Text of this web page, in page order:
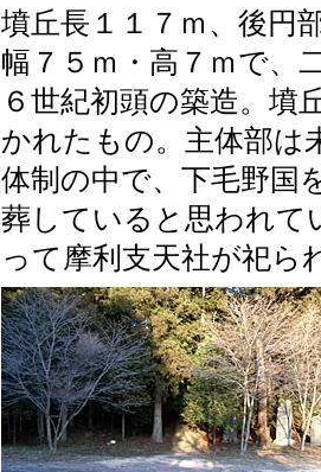
墳丘長１１７ｍ、後円
幅７５ｍ・高７ｍで、
６世紀初頭の築造。墳
かれたもの。主体部は
体制の中で、下毛野国
葬していると思われて
って摩利支天社が祀ら